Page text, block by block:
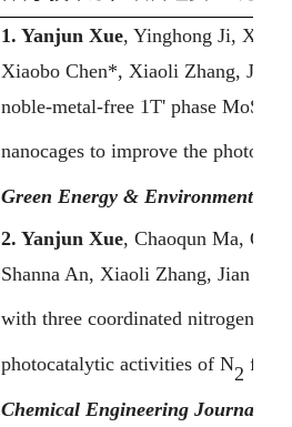
1. Yanjun Xue, Yinghong Ji,
Xiaobo Chen*, Xiaoli Zhang, Jian
noble-metal-free 1T' phase MoS
nanocages to improve the
Green Energy & Environment
2. Yanjun Xue, Chaoqun Ma,
Shanna An, Xiaoli Zhang, Jian
with three coordinated nitrogen (N
photocatalytic activities of N2
Chemical Engineering Journal